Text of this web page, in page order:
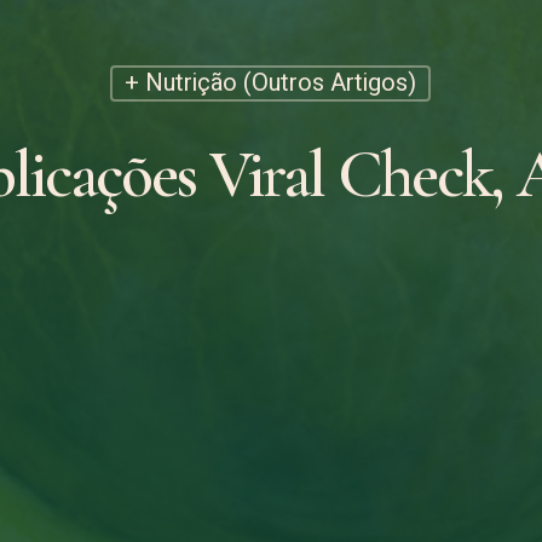
+ Nutrição (Outros Artigos)
Viral Check,